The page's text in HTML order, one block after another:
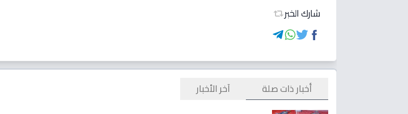
شارك الخبر
أخبار ذات صلة آخر الأخبار